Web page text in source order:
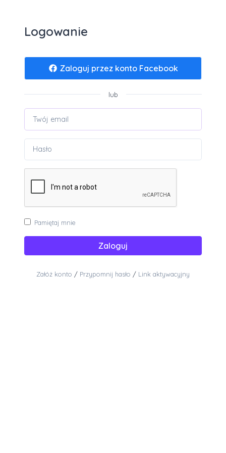
Logowanie
Zaloguj przez konto Facebook
lub
Pamiętaj mnie
Zaloguj
Załóż konto / Przypomnij hasło / Link aktywacyjny